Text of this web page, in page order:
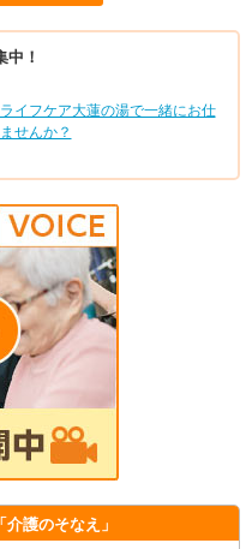
中！
イフケア大蓮の湯で一緒にお仕
せんか？
「介護のそなえ」